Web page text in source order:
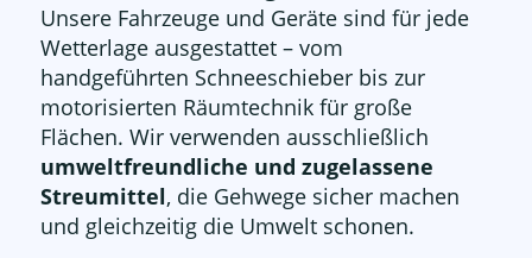
Unsere Fahrzeuge und Geräte sind für jede
Wetterlage ausgestattet – vom
handgeführten Schneeschieber bis zur
motorisierten Räumtechnik für große
Flächen. Wir verwenden ausschließlich
umweltfreundliche und zugelassene
Streumittel, die Gehwege sicher machen
und gleichzeitig die Umwelt schonen.